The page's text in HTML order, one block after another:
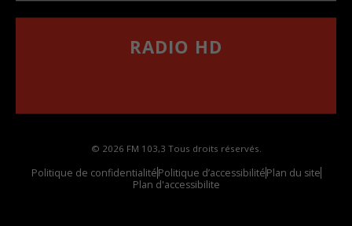
RADIO HD
© 2026 FM 103,3 Tous droits réservés.
Politique de confidentialitéPolitique d’accessibilitéPlan du site
Plan d'accessibilite